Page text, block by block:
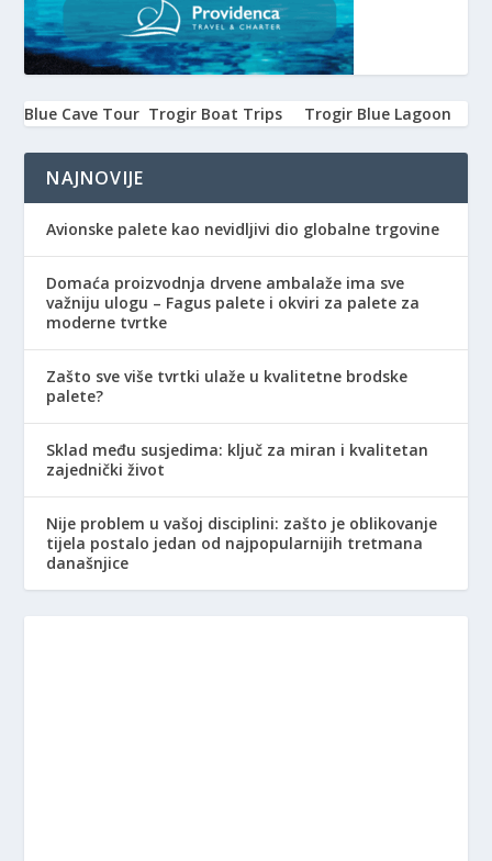
Blue Cave Tour Trogir Boat Trips Trogir Blue Lagoon
NAJNOVIJE
Avionske palete kao nevidljivi dio globalne trgovine
Domaća proizvodnja drvene ambalaže ima sve
važniju ulogu – Fagus palete i okviri za palete za
moderne tvrtke
Zašto sve više tvrtki ulaže u kvalitetne brodske
palete?
Sklad među susjedima: ključ za miran i kvalitetan
zajednički život
Nije problem u vašoj disciplini: zašto je oblikovanje
tijela postalo jedan od najpopularnijih tretmana
današnjice